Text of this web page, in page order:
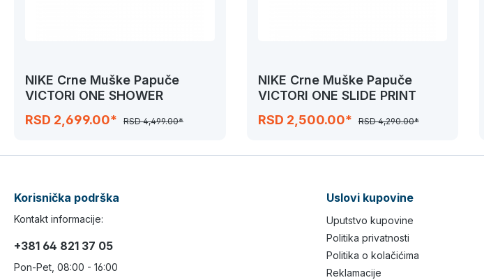
NIKE Crne Muške Papuče
VICTORI ONE SHOWER
RSD 2,699.00*
RSD 4,499.00*
NIKE Crne Muške Papuče
VICTORI ONE SLIDE PRINT
RSD 2,500.00*
RSD 4,290.00*
Korisnička podrška
Kontakt informacije:
+381 64 821 37 05
Pon-Pet, 08:00 - 16:00
Uslovi kupovine
Uputstvo kupovine
Politika privatnosti
Politika o kolačićima
Reklamacije